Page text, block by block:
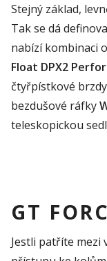
Stejný základ,
Tak se dá
nabízí kombinaci
Float DPX2
čtyřpístkové brzdy
bezdušové ráfky
teleskopickou
GT
Jestli patříte mezi